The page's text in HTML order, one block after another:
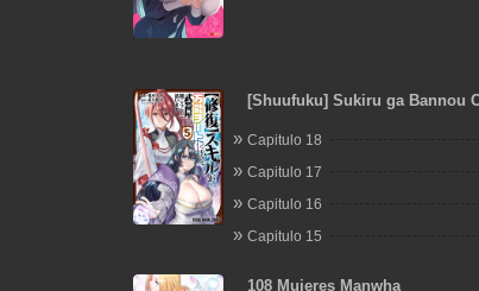
[Shuufuku] Sukiru ga Bannou
Omoimasu
Capitulo 18
Capitulo 17
Capitulo 16
Capitulo 15
108 Mujeres Manwha